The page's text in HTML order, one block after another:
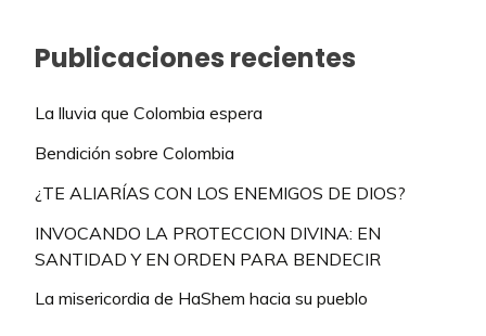
Publicaciones recientes
La lluvia que Colombia espera
Bendición sobre Colombia
¿TE ALIARÍAS CON LOS ENEMIGOS DE DIOS?
INVOCANDO LA PROTECCION DIVINA: EN
SANTIDAD Y EN ORDEN PARA BENDECIR
La misericordia de HaShem hacia su pueblo